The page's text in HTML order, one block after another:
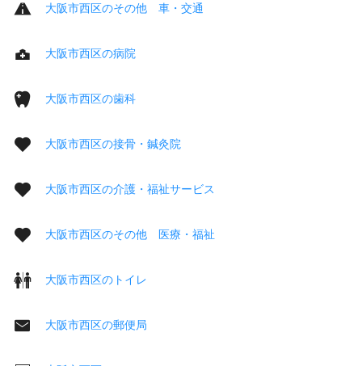
大阪市西区のその他 車・交通
大阪市西区の病院
大阪市西区の歯科
大阪市西区の接骨・鍼灸院
大阪市西区の介護・福祉サービス
大阪市西区のその他 医療・福祉
大阪市西区のトイレ
大阪市西区の郵便局